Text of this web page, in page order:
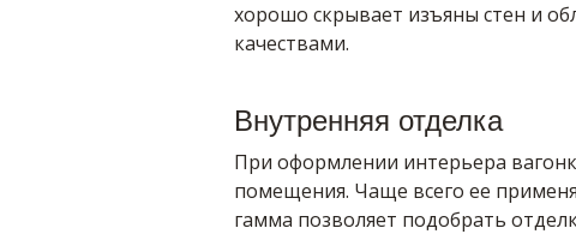
хорошо скрывает изъяны стен и
качествами.
Внутренняя отделка
При оформлении интерьера
помещения. Чаще всего ее
гамма позволяет подобрать